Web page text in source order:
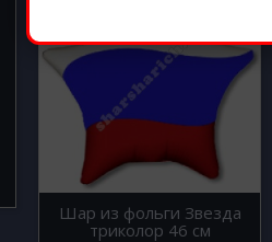
Шар из фольги Звезда
триколор 46 см